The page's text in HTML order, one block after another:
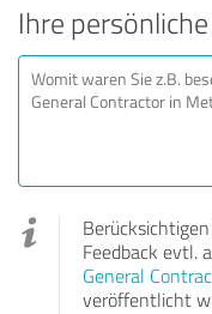
Ihre
Feedback evtl.
General
veröffentlicht